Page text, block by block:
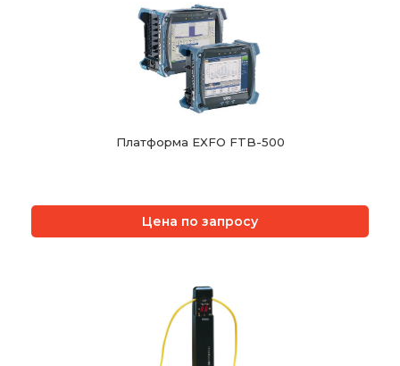
Платформа EXFO FTB-500
Цена по запросу